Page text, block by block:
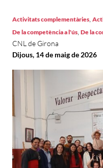
Activitats complementàries,
De la competència a l'ús, De la
CNL de Girona
Dijous, 14 de maig de 2026